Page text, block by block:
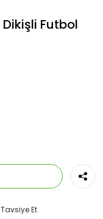
Futbol
Tavsiye Et